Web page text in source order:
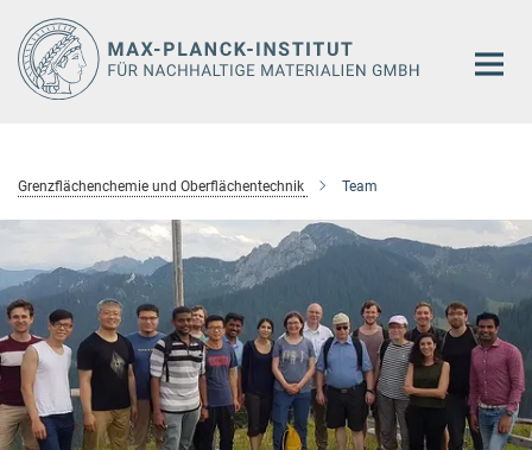
Hauptinhalt
Grenzflächenchemie und Oberflächentechnik Team